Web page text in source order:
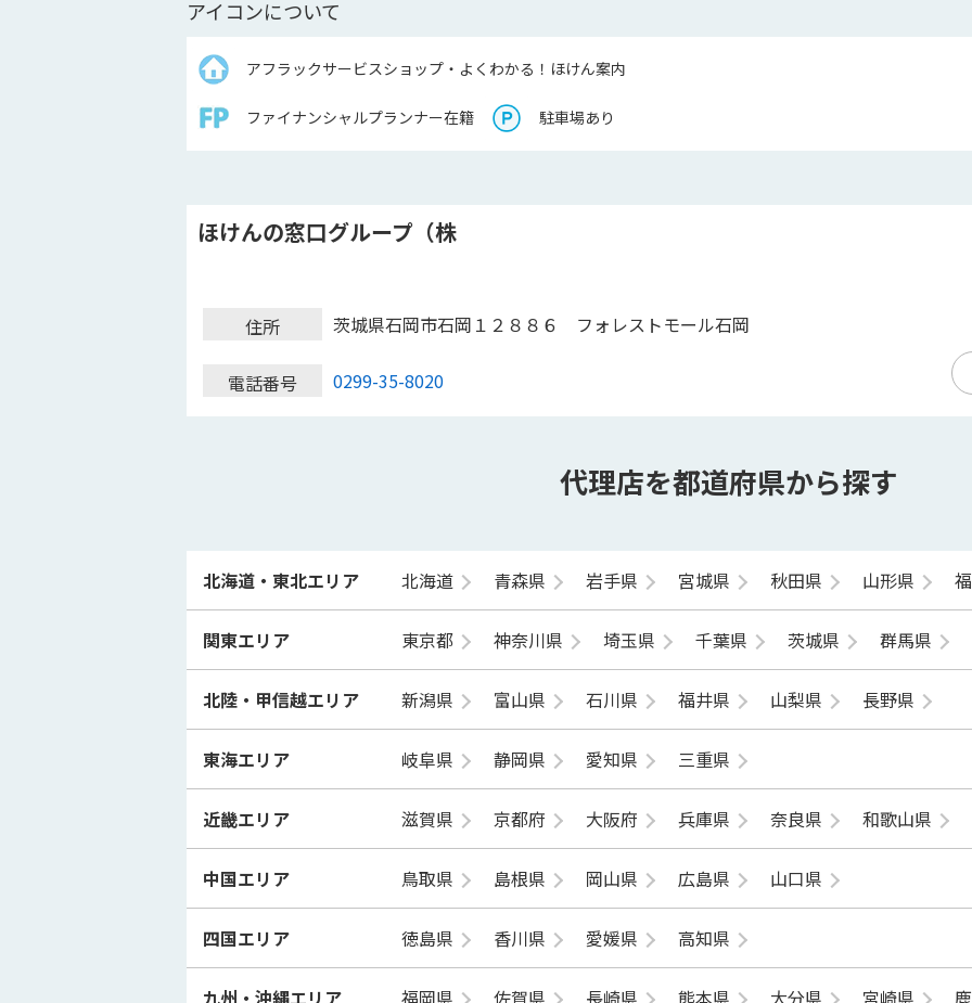
アイコンについて
アフラックサービスショップ・よくわかる！ほけん案内
ファイナンシャルプランナー在籍 駐車場あり
ほけんの窓口グループ（株
住所 茨城県石岡市石岡１２８８６ フォレストモール石岡
電話番号 0299-35-8020
代理店を都道府県から探す
北海道・東北エリア 北海道 青森県 岩手県 宮城県 秋田県 山形県
関東エリア 東京都 神奈川県 埼玉県 千葉県 茨城県 群馬県
北陸・甲信越エリア 新潟県 富山県 石川県 福井県 山梨県 長野県
東海エリア 岐阜県 静岡県 愛知県 三重県
近畿エリア 滋賀県 京都府 大阪府 兵庫県 奈良県 和歌山県
中国エリア 鳥取県 島根県 岡山県 広島県 山口県
四国エリア 徳島県 香川県 愛媛県 高知県
九州・沖縄エリア 福岡県 佐賀県 長崎県 熊本県 大分県 宮崎県